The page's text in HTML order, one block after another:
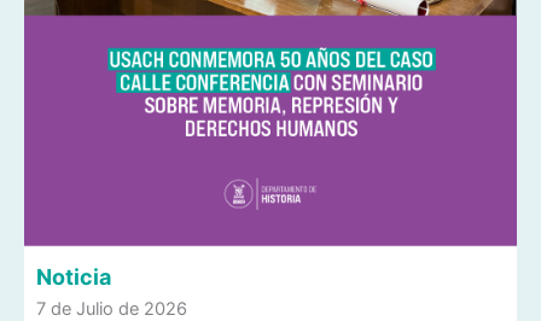
Noticia
7 de Julio de 2026